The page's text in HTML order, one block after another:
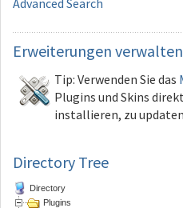
Erweiterungen verwalten
Tip: Verwenden Sie das
Plugins und Skins
installieren, zu
Directory Tree
Directory
Plugins